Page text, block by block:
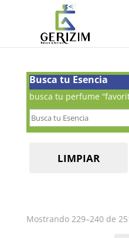
Busca tu Esencia
busca tu perfume
LIMPIAR
Mostrando 229–240 de